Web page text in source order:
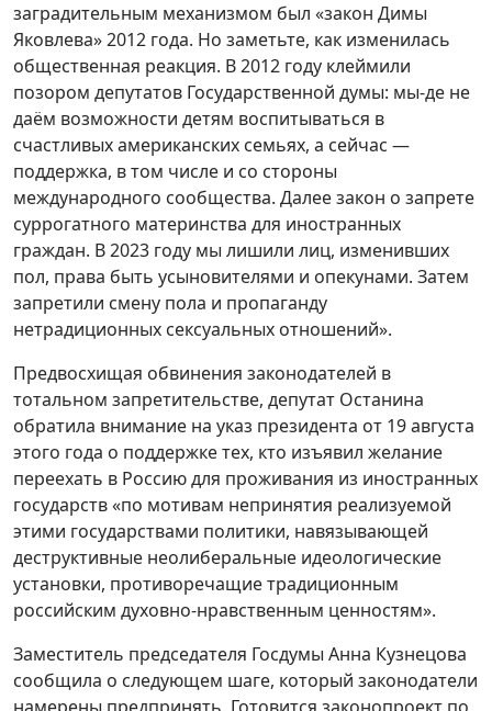
заградительным механизмом был «закон Димы
Яковлева» 2012 года. Но заметьте, как изменилась
общественная реакция. В 2012 году клеймили
позором депутатов Государственной думы: мы-де не
даём возможности детям воспитываться в
счастливых американских семьях, а сейчас —
поддержка, в том числе и со стороны
международного сообщества. Далее закон о запрете
суррогатного материнства для иностранных
граждан. В 2023 году мы лишили лиц, изменивших
пол, права быть усыновителями и опекунами. Затем
запретили смену пола и пропаганду
нетрадиционных сексуальных отношений».
Предвосхищая обвинения законодателей в
тотальном запретительстве, депутат Останина
обратила внимание на указ президента от 19 августа
этого года о поддержке тех, кто изъявил желание
переехать в Россию для проживания из иностранных
государств «по мотивам непринятия реализуемой
этими государствами политики, навязывающей
деструктивные неолиберальные идеологические
установки, противоречащие традиционным
российским духовно-нравственным ценностям».
Заместитель председателя Госдумы Анна Кузнецова
сообщила о следующем шаге, который законодатели